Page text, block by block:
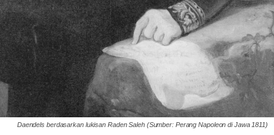
Daendels berdasarkan lukisan Raden Saleh (Sumber: Perang Napoleon di Jawa 1811)